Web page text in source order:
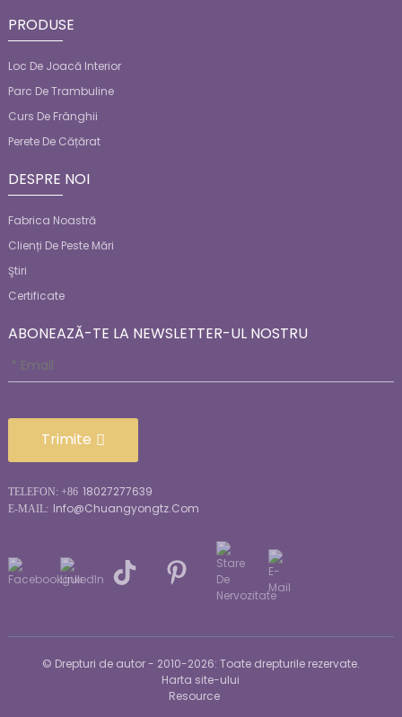
PRODUSE
Loc De Joacă Interior
Parc De Trambuline
Curs De Frânghii
Perete De Cățărat
DESPRE NOI
Fabrica Noastră
Clienți De Peste Mări
Ştiri
Certificate
ABONEAZĂ-TE LA NEWSLETTER-UL NOSTRU
Trimite
TELEFON: +86 18027277639
E-MAIL: Info@chuangyongtz.com
© Drepturi de autor - 2010-2026: Toate drepturile rezervate.
Harta site-ului
Resource